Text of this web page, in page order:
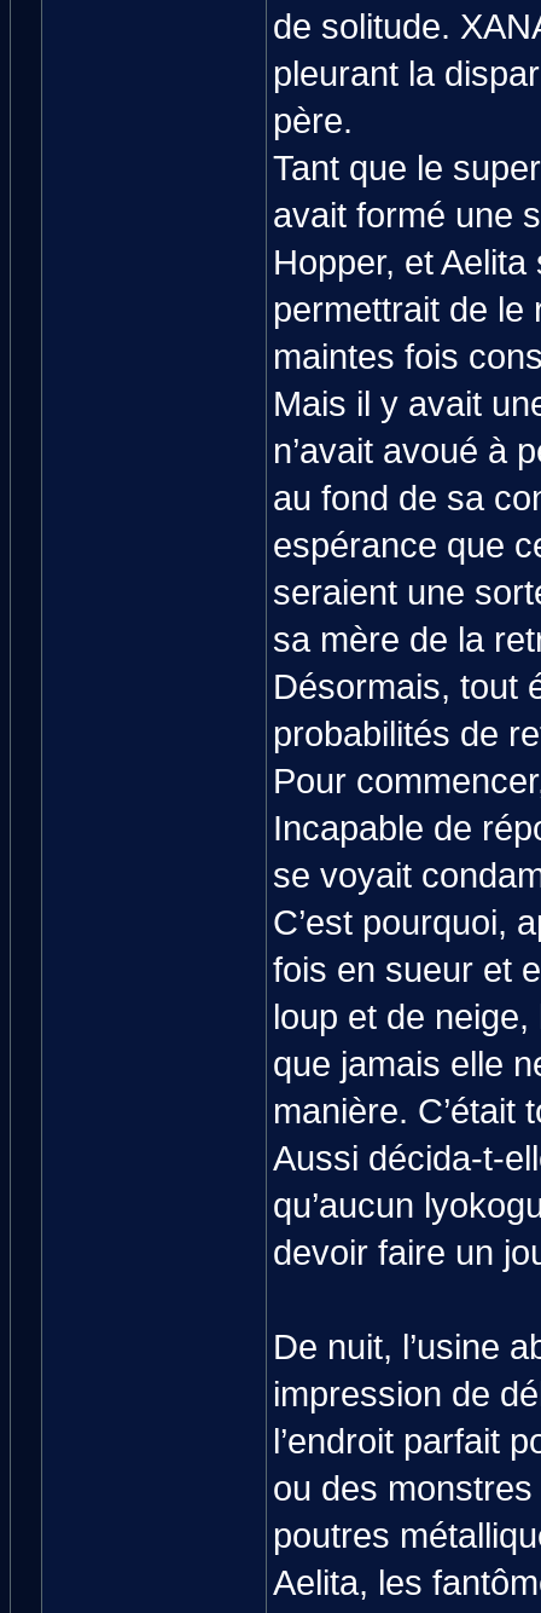
de solitude.
pleurant la
père.
Tant que le
avait formé une
Hopper, et Aelita
permettrait de le
maintes fois
Mais il y avait
n’avait avoué à
au fond de sa
espérance que
seraient une
sa mère de la
Désormais, tout
probabilités de
Pour
Incapable de
se voyait
C’est pourquoi,
fois en sueur et
loup et de
que jamais elle
manière. C’était
Aussi décida-t-
qu’aucun
devoir faire un
De nuit, l’usine
impression de
l’endroit parfait
ou des
poutres
Aelita, les